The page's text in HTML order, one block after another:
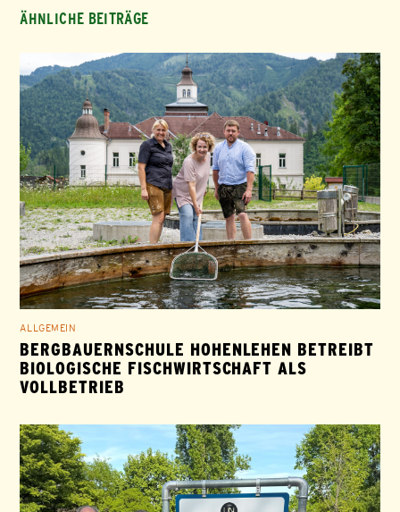
ÄHNLICHE BEITRÄGE
ALLGEMEIN
BERGBAUERNSCHULE HOHENLEHEN BETREIBT
BIOLOGISCHE FISCHWIRTSCHAFT ALS
VOLLBETRIEB